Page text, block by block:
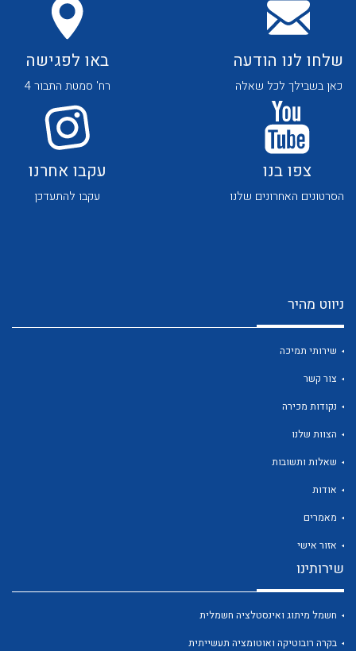
לכל מוצרי היצרן לכל מוצרי היצרן
לכל מוצרי היצרן לכל מוצרי היצרן
לכל מוצרי היצרן
שלחו לנו הודעה
כאן בשבילך לכל שאלה
באו לפגישה
רח' סמטת התבור 4
צפו בנו
הסרטונים האחרונים שלנו
עקבו אחרנו
עקבו להתעדכן
ניווט מהיר
שירותי תמיכה
צור קשר
נקודות מכירה
הצוות שלנו
שאלות ותשובות
אודות
מאמרים
אזור אישי
שירותינו
חשמל מיתוג ואינסטלציה חשמלית
בקרה רובוטיקה ואוטומציה תעשייתית